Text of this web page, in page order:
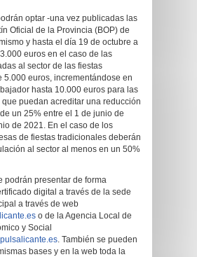
optar -una vez publicadas las
Oficial de la Provincia (BOP) de
y hasta el día 19 de octubre a
euros en el caso de las
al sector de las fiestas
5.000 euros, incrementándose en
hasta 10.000 euros para las
puedan acreditar una reducción
un 25% entre el 1 de junio de
de 2021. En el caso de los
de fiestas tradicionales deberán
al sector al menos en un 50%
podrán presentar de forma
digital a través de la sede
a través de web
o de la Agencia Local de
y Social
. También se pueden
bases y en la web toda la